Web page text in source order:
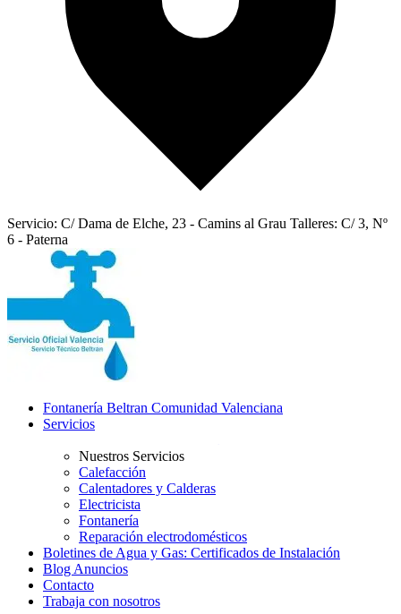
Servicio: C/ Dama de Elche, 23 - Camins al Grau Talleres: C/ 3, Nº
6 - Paterna
Fontanería Beltran Comunidad Valenciana
Servicios
Nuestros Servicios
Calefacción
Calentadores y Calderas
Electricista
Fontanería
Reparación electrodomésticos
Boletines de Agua y Gas: Certificados de Instalación
Blog Anuncios
Contacto
Trabaja con nosotros